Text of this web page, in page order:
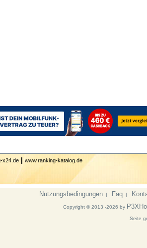
x24.de www.ranking-katalog.de
Nutzungsbedingungen | Faq |
Copyright © 2013 -2026 by
Seite